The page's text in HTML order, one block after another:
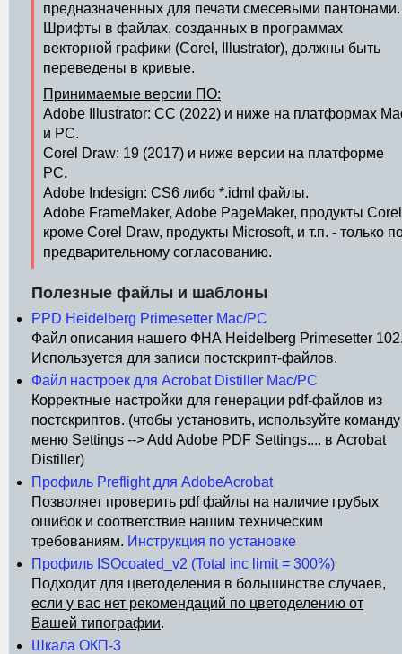
предназначенных для печати смесевыми пантонами.
Шрифты в файлах, созданных в программах
векторной графики (Corel, Illustrator), должны быть
переведены в кривые.
Принимаемые версии ПО:
Adobe Illustrator: CС (2022) и ниже на платформах
и PC.
Corel Draw: 19 (2017) и ниже версии на платформе
PC.
Adobe Indesign: CS6 либо *.idml файлы.
Adobe FrameMaker, Adobe PageMaker, продукты Corel
кроме Corel Draw, продукты Microsoft, и т.п. - только
предварительному согласованию.
Полезные файлы и шаблоны
PPD Heidelberg Primesetter Mac/PC
Файл описания нашего ФНА Heidelberg Primesetter
Используется для записи постскрипт-файлов.
Файл настроек для Acrobat Distiller Mac/PC
Корректные настройки для генерации pdf-файлов из
постскриптов. (чтобы установить, используйте команду
меню Settings --> Add Adobe PDF Settings.... в Acrobat
Distiller)
Профиль Preflight для AdobeAcrobat
Позволяет проверить pdf файлы на наличие грубых
ошибок и соответствие нашим техническим
требованиям. Инструкция по установке
Профиль ISOcoated_v2 (Total inc limit = 300%)
Подходит для цветоделения в большинстве случаев,
если у вас нет рекомендаций по цветоделению от
Вашей типографии.
Шкала ОКП-3